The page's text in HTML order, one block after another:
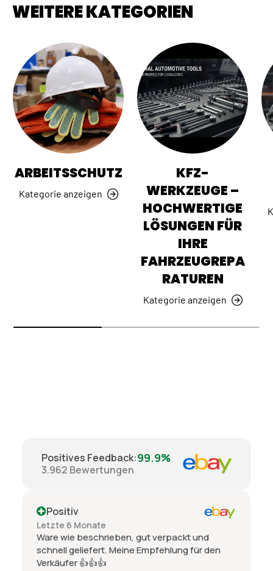
WEITERE KATEGORIEN
ARBEITSSCHUTZ
Kategorie anzeigen
KFZ-
WERKZEUGE –
HOCHWERTIGE
LÖSUNGEN FÜR
IHRE
FAHRZEUGREPA
RATUREN
Kategorie anzeigen
Positives Feedback:99.9%
3.962 Bewertungen
Positiv
Letzte 6 Monate
Ware wie beschrieben, gut verpackt und
schnell geliefert. Meine Empfehlung für den
Verkäufer 👍👍👍